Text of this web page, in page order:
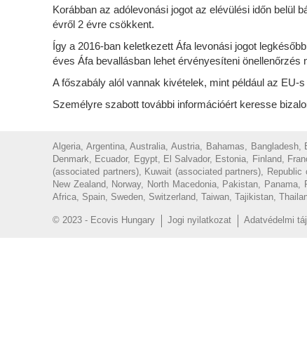
Korábban az adólevonási jogot az elévülési időn belül
évről 2 évre csökkent.
Így a 2016-ban keletkezett Áfa levonási jogot
éves Áfa bevallásban lehet érvényesíteni önellenőrzés
A főszabály alól vannak kivételek, mint például az
Személyre szabott további információért keresse
Algeria, Argentina, Australia, Austria, Bahamas,
Denmark, Ecuador, Egypt, El Salvador, Estonia, Finland,
(associated partners), Kuwait (associated partners),
New Zealand, Norway, North Macedonia, Pakistan,
Africa, Spain, Sweden, Switzerland, Taiwan, Tajikistan,
© 2023 - Ecovis Hungary Jogi nyilatkozat Adatvédelmi